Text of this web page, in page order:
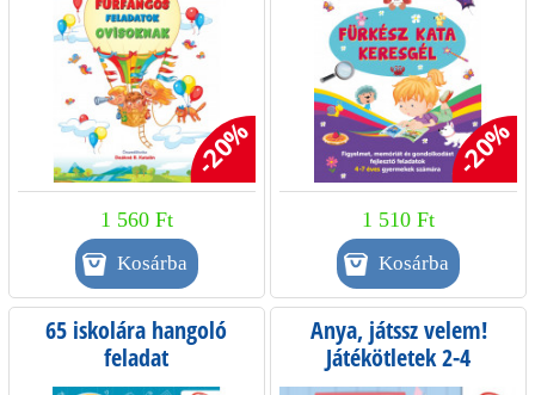
-20%
1 560 Ft
-20%
1 510 Ft
65 iskolára hangoló
feladat
Anya, játssz velem!
Játékötletek 2-4
éveseknek